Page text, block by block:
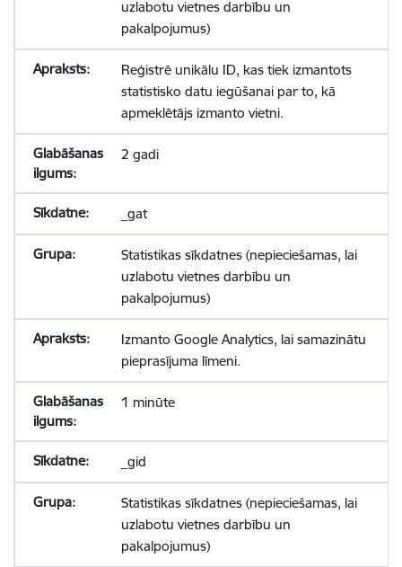
uzlabotu vietnes darbību un
pakalpojumus)
Reģistrē unikālu ID, kas tiek izmantots
statistisko datu iegūšanai par to, kā
apmeklētājs izmanto vietni.
2 gadi
_gat
Statistikas sīkdatnes (nepieciešamas, lai
uzlabotu vietnes darbību un
pakalpojumus)
Izmanto Google Analytics, lai samazinātu
pieprasījuma līmeni.
1 minūte
_gid
Statistikas sīkdatnes (nepieciešamas, lai
uzlabotu vietnes darbību un
pakalpojumus)